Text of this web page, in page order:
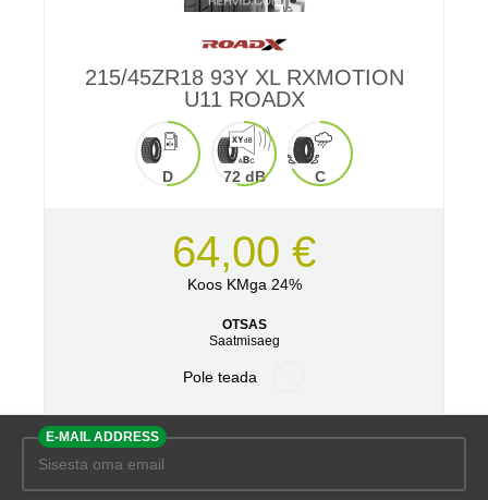
215/45ZR18 93Y XL RXMOTION
U11 ROADX
D 72 dB C
64,00 €
Koos KMga 24%
OTSAS
Saatmisaeg
Pole teada
E-MAIL ADDRESS